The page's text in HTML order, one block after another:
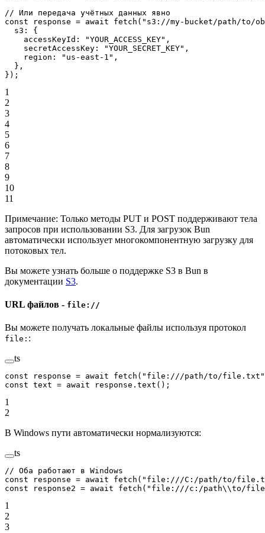
// Или передача учётных данных явно
const response = await fetch ( "s3://my-bucket/path/to/
  s3: {
    accessKeyId:
"YOUR_ACCESS_KEY" ,
    secretAccessKey:
"YOUR_SECRET_KEY" ,
    region:
"us-east-1" ,
  },
});
1
2
3
4
5
6
7
8
9
10
11
Примечание: Только методы PUT и POST поддерживают тела
запросов при использовании S3. Для загрузок Bun
автоматически использует многокомпонентную загрузку для
потоковых тел.
Вы можете узнать больше о поддержке S3 в Bun в
документации S3.
URL файлов - file://
Вы можете получать локальные файлы используя протокол
file: :
ts
const response = await fetch ( "file:///path/to/file.txt"
const text = await response. text ();
1
2
В Windows пути автоматически нормализуются:
ts
// Оба работают в Windows
const response = await fetch ( "file:///C:/path/to/
const response2 = await fetch ( "file:///c:/path\\to/
1
2
3